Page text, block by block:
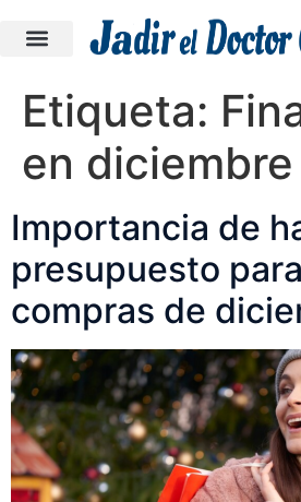
Etiqueta:
en diciembre
Importancia de
presupuesto
compras de